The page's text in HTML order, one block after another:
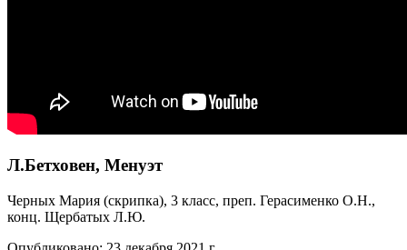
Л.Бетховен, Менуэт
Черных Мария (скрипка), 3 класс, преп. Герасименко О.Н.,
конц. Щербатых Л.Ю.